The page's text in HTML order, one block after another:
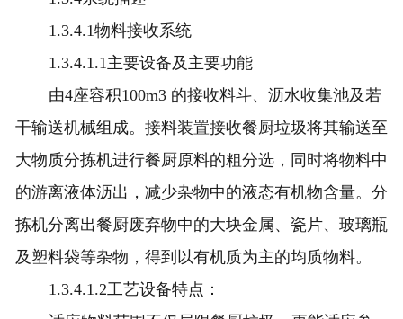
1.3.4.1物料接收系统
1.3.4.1.1主要设备及主要功能
由4座容积100m3 的接收料斗、沥水收集池及若
干输送机械组成。接料装置接收餐厨垃圾将其输送至
大物质分拣机进行餐厨原料的粗分选，同时将物料中
的游离液体沥出，减少杂物中的液态有机物含量。分
拣机分离出餐厨废弃物中的大块金属、瓷片、玻璃瓶
及塑料袋等杂物，得到以有机质为主的均质物料。
1.3.4.1.2工艺设备特点：